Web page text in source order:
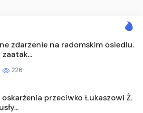
zdarzenie na radomskim osiedlu.
226
przeciwko Łukaszowi Ż.